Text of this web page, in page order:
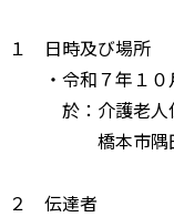
１ 日時及び場所
・令和７年１０
於：介護老人保
橋本市隅田町
２ 伝達者